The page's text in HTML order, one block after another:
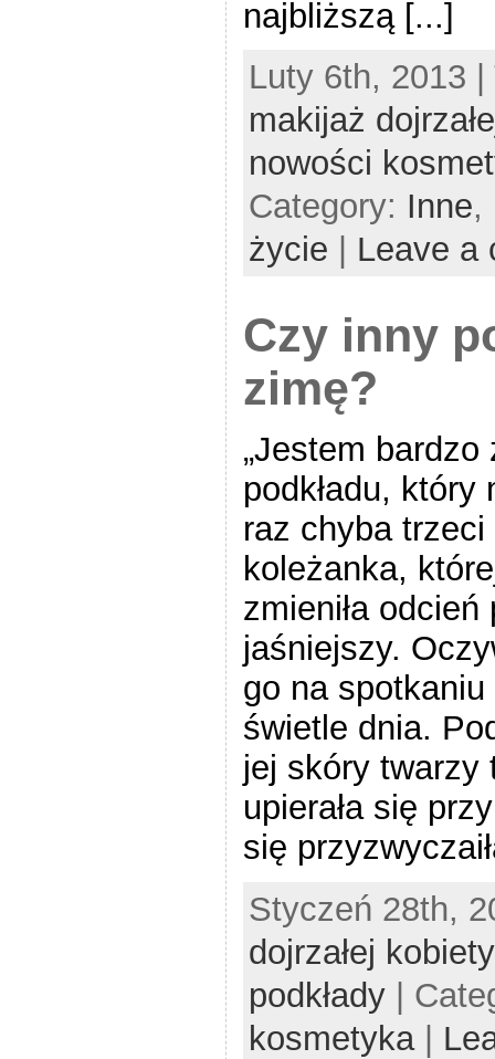
najbliższą [...]
Luty 6th, 2013
makijaż
nowości
Category: Inne,
życie
Leave a
Czy inny
zimę?
„Jestem
podkładu, który
raz chyba trzeci
koleżanka,
zmieniła odcień
jaśniejszy.
go na
świetle dnia.
jej skóry twarzy
upierała się
się
Styczeń 28th,
dojrzałej kobiety
podkłady|
kosmetyka|